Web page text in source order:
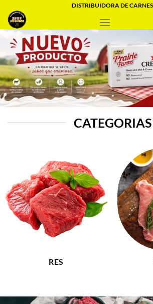
contenido
DISTRIBUIDORA DE CARNES
CATEGORIAS
RES